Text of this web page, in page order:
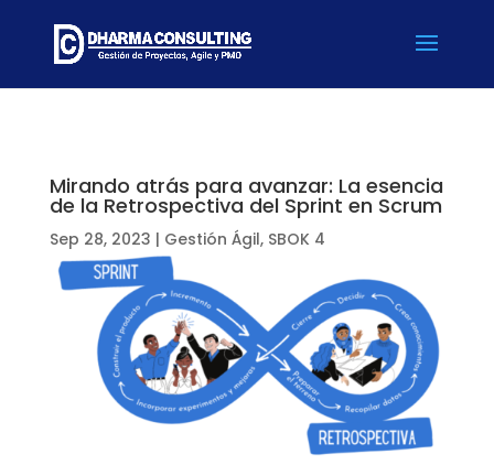
Mirando atrás para avanzar: La esencia
de la Retrospectiva del Sprint en Scrum
Sep 28, 2023 | Gestión Ágil, SBOK 4